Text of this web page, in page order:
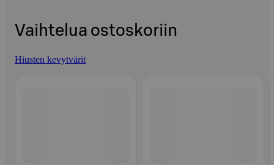
Vaihtelua ostoskoriin
Hiusten kevytvärit